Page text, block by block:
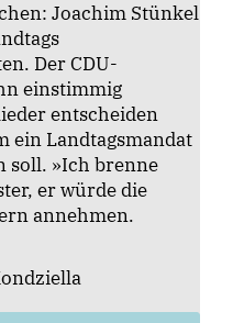
Joachim Stünkel
Der CDU-
einstimmig
entscheiden
ein Landtagsmandat
soll. »Ich brenne
er würde die
annehmen.